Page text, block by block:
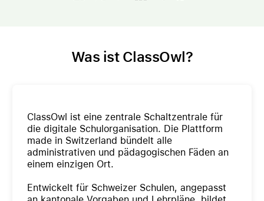
Was ist ClassOwl?
ClassOwl ist eine zentrale Schaltzentrale für
die digitale Schulorganisation. Die Plattform
made in Switzerland bündelt alle
administrativen und pädagogischen Fäden an
einem einzigen Ort.
Entwickelt für Schweizer Schulen, angepasst